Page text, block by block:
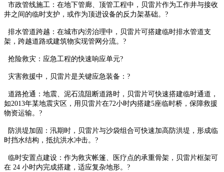
市政管线施工：在地下管廊、顶管工程中，贝雷片作为工作井与接收
井之间的临时支护，或作为顶进设备的反力架基础。?
排水管道跨越：在城市内涝治理中，贝雷片可搭建临时排水管道支
架，跨越道路或建筑物实现管网分流。?
抢险救灾：应急工程的快速响应单元?
灾害救援中，贝雷片是关键应急装备：?
道路抢通：地震、泥石流阻断道路时，贝雷片可快速搭建临时通道，
如2013年某地震灾区，用贝雷片在72小时内搭建5座临时桥，保障救援
物资运输。?
防洪堤加固：汛期时，贝雷片与沙袋组合可快速加高防洪堤，形成临
时挡水结构，抵抗洪水冲击。?
临时安置点建设：作为救灾帐篷、医疗点的承重骨架，贝雷片框架可
在 24 小时内完成搭建，适应复杂地形。?